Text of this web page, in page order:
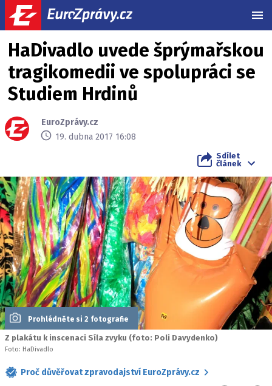
HaDivadlo uvede šprýmařskou
tragikomedii ve spolupráci se
Studiem Hrdinů
EuroZprávy.cz
19. dubna 2017 16:08
Sdílet
článek
Prohlédněte si 2 fotografie
Z plakátu k inscenaci Síla zvyku (foto: Poli Davydenko)
Foto: HaDivadlo
Proč důvěřovat zpravodajství EuroZprávy.cz